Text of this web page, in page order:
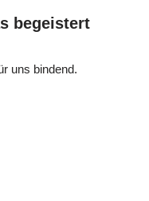
begeistert
uns bindend.